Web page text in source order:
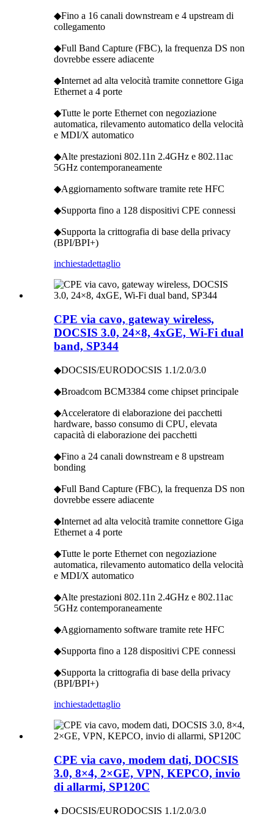
◆Fino a 16 canali downstream e 4 upstream di
collegamento
◆Full Band Capture (FBC), la frequenza DS non
dovrebbe essere adiacente
◆Internet ad alta velocità tramite connettore Giga
Ethernet a 4 porte
◆Tutte le porte Ethernet con negoziazione
automatica, rilevamento automatico della velocità
e MDI/X automatico
◆Alte prestazioni 802.11n 2.4GHz e 802.11ac
5GHz contemporaneamente
◆Aggiornamento software tramite rete HFC
◆Supporta fino a 128 dispositivi CPE connessi
◆Supporta la crittografia di base della privacy
(BPI/BPI+)
inchiestadettaglio
CPE via cavo, gateway wireless,
DOCSIS 3.0, 24×8, 4xGE, Wi-Fi dual
band, SP344
◆DOCSIS/EURODOCSIS 1.1/2.0/3.0
◆Broadcom BCM3384 come chipset principale
◆Acceleratore di elaborazione dei pacchetti
hardware, basso consumo di CPU, elevata
capacità di elaborazione dei pacchetti
◆Fino a 24 canali downstream e 8 upstream
bonding
◆Full Band Capture (FBC), la frequenza DS non
dovrebbe essere adiacente
◆Internet ad alta velocità tramite connettore Giga
Ethernet a 4 porte
◆Tutte le porte Ethernet con negoziazione
automatica, rilevamento automatico della velocità
e MDI/X automatico
◆Alte prestazioni 802.11n 2.4GHz e 802.11ac
5GHz contemporaneamente
◆Aggiornamento software tramite rete HFC
◆Supporta fino a 128 dispositivi CPE connessi
◆Supporta la crittografia di base della privacy
(BPI/BPI+)
inchiestadettaglio
CPE via cavo, modem dati, DOCSIS
3.0, 8×4, 2×GE, VPN, KEPCO, invio
di allarmi, SP120C
♦ DOCSIS/EURODOCSIS 1.1/2.0/3.0